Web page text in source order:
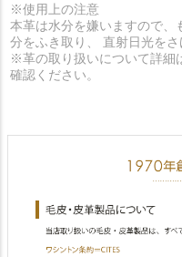
※使用上の注意
本革は水分を嫌いますので、
分をふき取り、 直射日光をさ
※革の取り扱いについて詳細
確認ください。